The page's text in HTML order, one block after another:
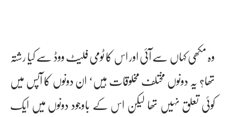
وہ مکھی کہاں سے آئی اور اس کا ٹومی فلیٹ ووڈ سے کیا رشتہ
تھا؟ یہ دونوں مختلف مخلوقات ہیں‘ ان دونوں کا آپس میں
کوئی تعلق نہیں تھا لیکن اس کے باوجود دونوں میں ایک